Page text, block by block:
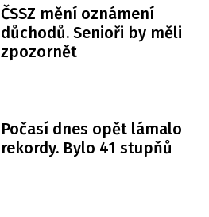
ČSSZ mění oznámení
důchodů. Senioři by měli
zpozornět
Počasí dnes opět lámalo
rekordy. Bylo 41 stupňů